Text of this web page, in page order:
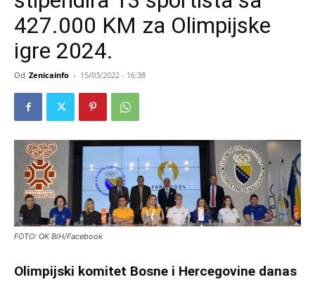
427.000 KM za Olimpijske
igre 2024.
Od Zenicainfo - 15/03/2022 - 16:38
FOTO: OK BiH/Facebook
Olimpijski komitet Bosne i Hercegovine danas